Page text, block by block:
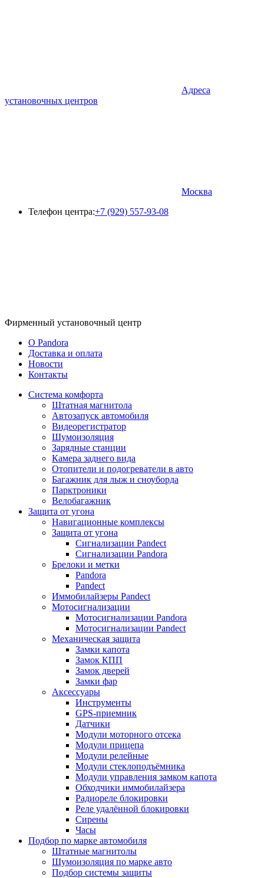
Адреса
установочных центров
Москва
Телефон центра:+7 (929) 557-93-08
Фирменный установочный центр
O Pandora
Доставка и оплата
Новости
Контакты
Система комфорта
Штатная магнитола
Автозапуск автомобиля
Видеорегистратор
Шумоизоляция
Зарядные станции
Камера заднего вида
Отопители и подогреватели в авто
Багажник для лыж и сноуборда
Парктроники
Велобагажник
Защита от угона
Навигационные комплексы
Защита от угона
Сигнализации Pandect
Сигнализации Pandora
Брелоки и метки
Pandora
Pandect
Иммобилайзеры Pandect
Мотосигнализации
Мотосигнализации Pandora
Мотосигнализации Pandect
Механическая защита
Замки капота
Замок КПП
Замок дверей
Замки фар
Аксессуары
Инструменты
GPS-приемник
Датчики
Модули моторного отсека
Модули прицепа
Модули релейные
Модули стеклоподъёмника
Модули управления замком капота
Обходчики иммобилайзера
Радиореле блокировки
Реле удалённой блокировки
Сирены
Часы
Подбор по марке автомобиля
Штатные магнитолы
Шумоизоляция по марке авто
Подбор системы защиты